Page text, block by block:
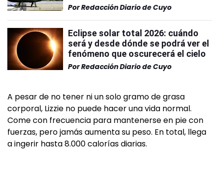
PorRedacción Diario de Cuyo
Eclipse solar total 2026: cuándo
será y desde dónde se podrá ver el
fenómeno que oscurecerá el cielo
PorRedacción Diario de Cuyo
A pesar de no tener ni un solo gramo de grasa
corporal, Lizzie no puede hacer una vida normal.
Come con frecuencia para mantenerse en pie con
fuerzas, pero jamás aumenta su peso. En total, llega
a ingerir hasta 8.000 calorías diarias.